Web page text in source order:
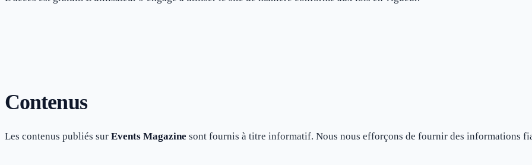
Contenus
Les contenus publiés sur Events Magazine sont fournis à titre informatif. Nous nous efforçons de fournir des informations